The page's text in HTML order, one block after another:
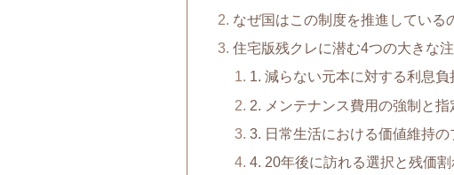
なぜ国はこの制度を推進している
住宅版残クレに潜む4つの大きな
1. 減らない元本に対する利息負
2. メンテナンス費用の強制と指
3. 日常生活における価値維持の
4. 20年後に訪れる選択と残価割